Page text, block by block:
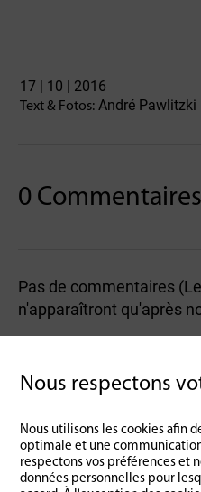
17 | 10 | 2016
Text & Fotos: André Pawlitzki
0 Commentaires
Pas de commentaires
n'apparaîtront qu'après
Rédigez un
Nous respectons
Nous utilisons les cookies afin
optimale et une
respectons vos préférences et
données personnelles pour